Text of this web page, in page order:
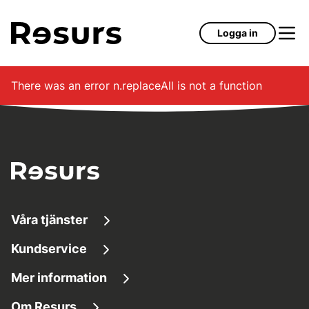
Logga in
There was an error n.replaceAll is not a function
Våra tjänster
Låna pengar
Sparkonton
Kundservice
Kundservice
Mer information